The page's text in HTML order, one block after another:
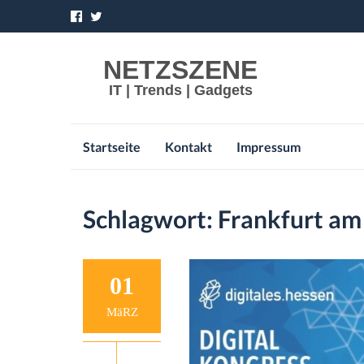
NETZSZENE
IT | Trends | Gadgets
Startseite Kontakt Impressum
Schlagwort: Frankfurt
01
MäRZ